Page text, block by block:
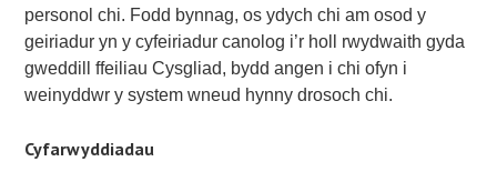
personol chi. Fodd bynnag, os ydych chi am osod y
geiriadur yn y cyfeiriadur canolog i’r holl rwydwaith gyda
gweddill ffeiliau Cysgliad, bydd angen i chi ofyn i
weinyddwr y system wneud hynny drosoch chi.
Cyfarwyddiadau